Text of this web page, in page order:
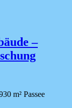
–
m² Passee